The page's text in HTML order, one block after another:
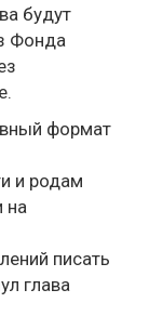
будут
Фонда
формат
и родам
на
писать
глава